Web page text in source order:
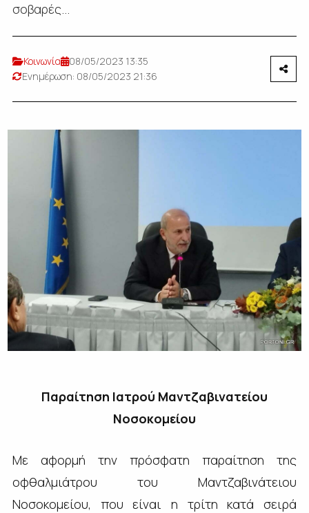
σοβαρές...
Κοινωνία
08/05/2023 13:35
Ενημέρωση: 08/05/2023 21:36
Παραίτηση Ιατρού Μαντζαβινατείου
Νοσοκομείου
Με αφορμή την πρόσφατη παραίτηση της
οφθαλμιάτρου του Μαντζαβινάτειου
Νοσοκομείου, που είναι η τρίτη κατά σειρά